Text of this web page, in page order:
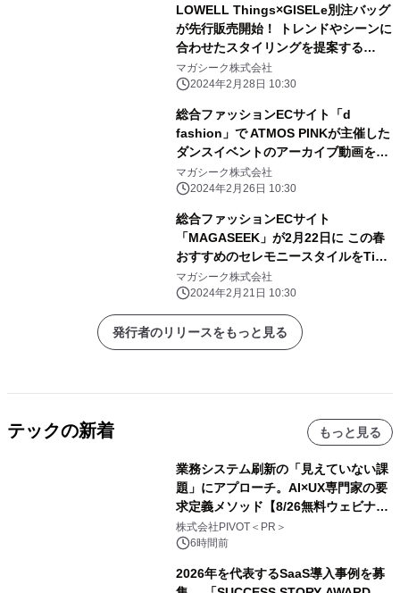
LOWELL Things×GISELe別注バッグ
が先行販売開始！ トレンドやシーンに
合わせたスタイリングを提案する
「GISELe」とマガシークの誌面連動
企画を2月28日公開
マガシーク株式会社
2024年2月28日 10:30
総合ファッションECサイト「d
fashion」で ATMOS PINKが主催した
ダンスイベントのアーカイブ動画を公
開
マガシーク株式会社
2024年2月26日 10:30
総合ファッションECサイト
「MAGASEEK」が2月22日に この春
おすすめのセレモニースタイルをTig
LIVEにてご紹介！ ～普段使いにも着
回しできる、セレモニーコーデ～
マガシーク株式会社
2024年2月21日 10:30
発行者のリリースをもっと見る
テックの新着 もっと見る
業務システム刷新の「見えていない課
題」にアプローチ。AI×UX専門家の要
求定義メソッド【8/26無料ウェビナ
ー】株式会社PIVOT
株式会社PIVOT＜PR＞
6時間前
2026年を代表するSaaS導入事例を募